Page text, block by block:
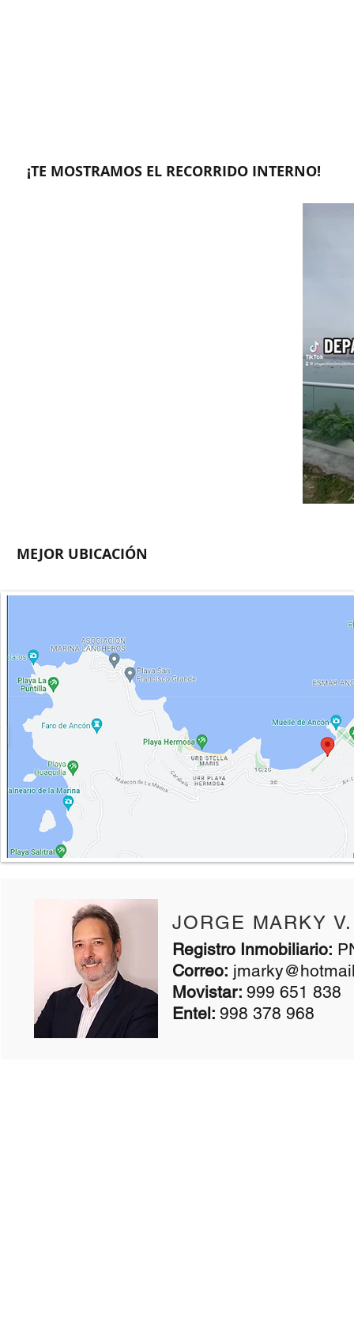
¡TE MOSTRAMOS EL RECORRIDO INTERNO!
MEJOR UBICACIÓN
JORGE MARKY V.
​Registro Inmobiliario:
Correo:
Movistar: 999 651 838
Entel: 998 378 968